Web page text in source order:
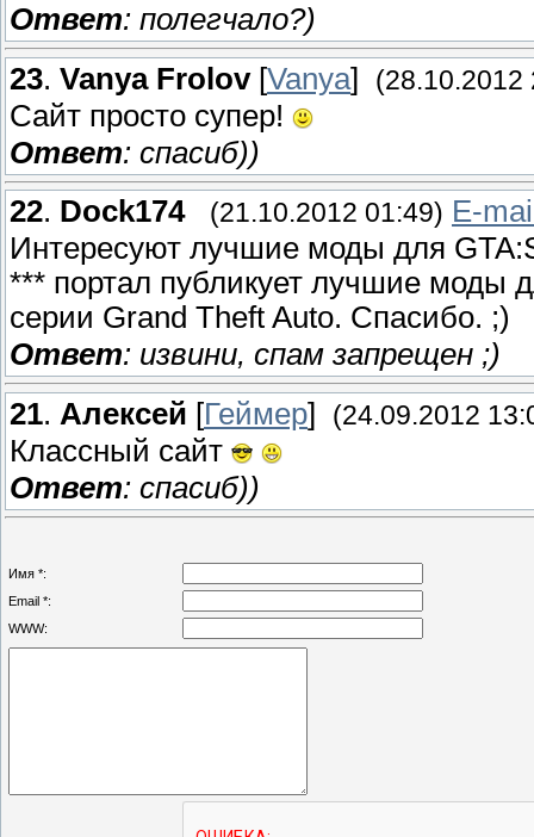
Ответ: полегчало?)
23. Vanya Frolov [Vanya] (28.10.2012
Сайт просто супер!
Ответ: спасиб))
22. Dock174 (21.10.2012 01:49) E-
Интересуют лучшие моды для
*** портал публикует лучшие моды
серии Grand Theft Auto. Спасибо. ;)
Ответ: извини, спам запрещен ;)
21. Алексей [Геймер] (24.09.2012
Классный сайт
Ответ: спасиб))
Имя *:
Email *:
WWW: